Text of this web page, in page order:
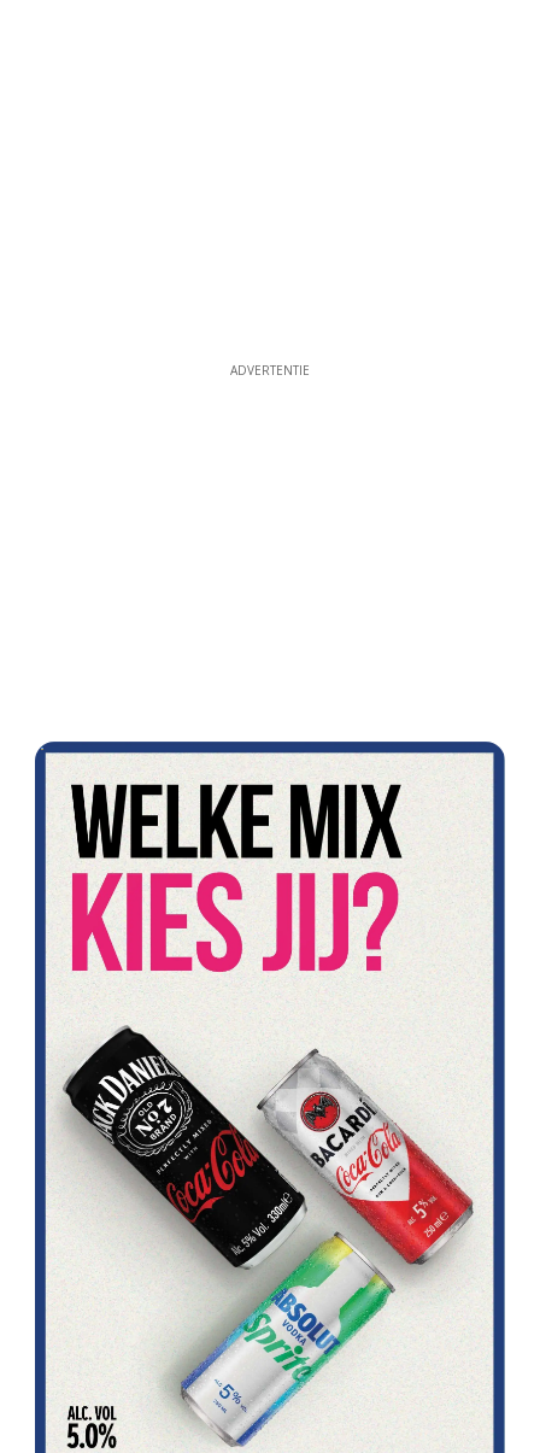
ADVERTENTIE